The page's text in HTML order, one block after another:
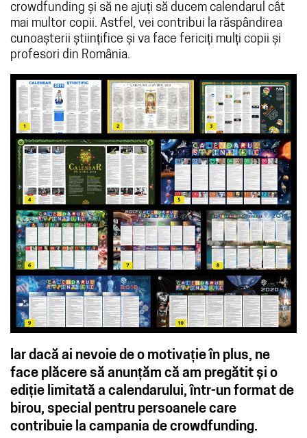
crowdfunding și să ne ajuți să ducem calendarul cât
mai multor copii. Astfel, vei contribui la răspândirea
cunoașterii științifice și va face fericiți mulți copii și
profesori din România.
Iar dacă ai nevoie de o motivație în plus, ne
face plăcere să anunțăm că am pregătit și o
ediție limitată a calendarului, într-un format de
birou, special pentru persoanele care
contribuie la campania de crowdfunding.